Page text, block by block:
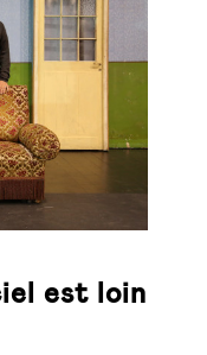
est loin